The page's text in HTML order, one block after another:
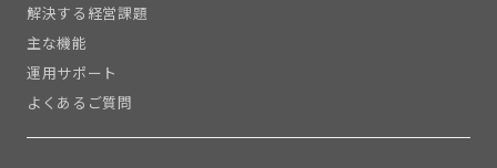
解決する経営課題
主な機能
運用サポート
よくあるご質問